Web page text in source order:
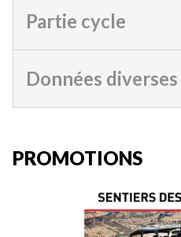
Partie cycle
Données diverses
PROMOTIONS